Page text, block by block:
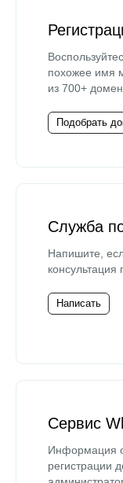
похожее имя
из 700+
Подобрать
Служба
Напишите,
консультация
Написать
Сервис
Информация
регистрации